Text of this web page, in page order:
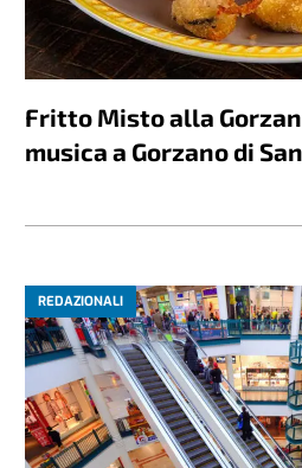
Fritto Misto alla
musica a Gorzano di
REDAZIONALI